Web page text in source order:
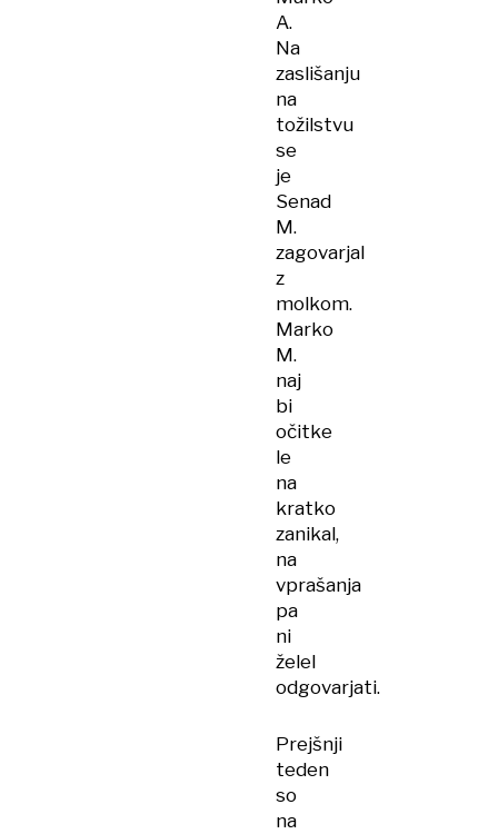
A.
Na
zaslišanju
na
tožilstvu
se
je
Senad
M.
zagovarjal
z
molkom.
Marko
M.
naj
bi
očitke
le
na
kratko
zanikal,
na
vprašanja
pa
ni
želel
odgovarjati.
Prejšnji
teden
so
na